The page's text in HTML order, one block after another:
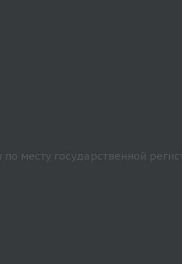
месту государственной